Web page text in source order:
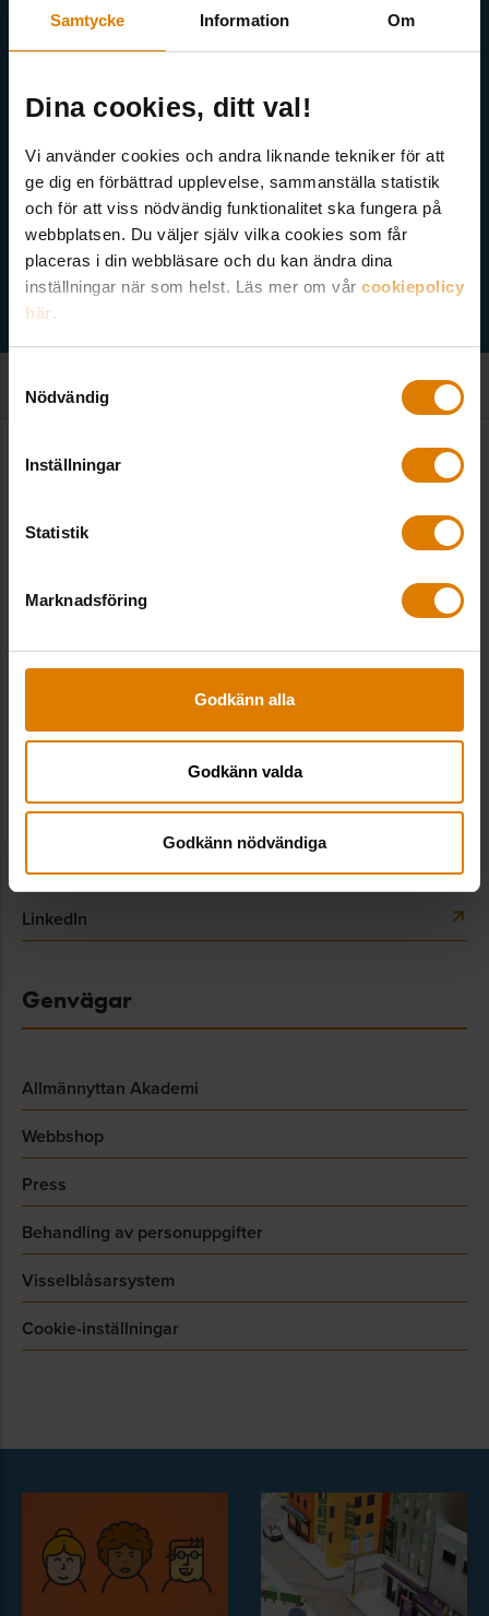
Samtycke Information Om
Dina cookies, ditt val!
Vi använder cookies och andra liknande tekniker för att
ge dig en förbättrad upplevelse, sammanställa statistik
och för att viss nödvändig funktionalitet ska fungera på
webbplatsen. Du väljer själv vilka cookies som får
placeras i din webbläsare och du kan ändra dina
inställningar när som helst. Läs mer om vår cookiepolicy
här.
Nödvändig
Inställningar
Statistik
Marknadsföring
Godkänn alla
Godkänn valda
Godkänn nödvändiga
Akademi, Allmännyttans Klimatinitiativ och för dig som är
medlem finns även nyhetsbrev inom olika ämnen.
Välj ämne
Kontakt
Besöksadress: Hornsgatan 15,
Postadress: Box 474,
08-406 55 00
Sociala medier
LinkedIn
Genvägar
Allmännyttan Akademi
Webbshop
Press
Behandling av personuppgifter
Visselblåsarsystem
Cookie-inställningar